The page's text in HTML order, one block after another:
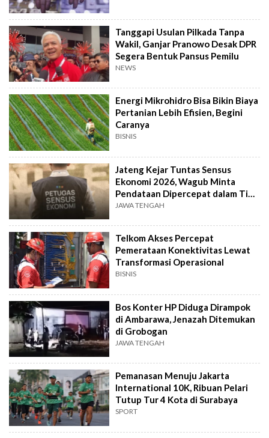
Tanggapi Usulan Pilkada Tanpa
Wakil, Ganjar Pranowo Desak DPR
Segera Bentuk Pansus Pemilu
NEWS
Energi Mikrohidro Bisa Bikin Biaya
Pertanian Lebih Efisien, Begini
Caranya
BISNIS
Jateng Kejar Tuntas Sensus
Ekonomi 2026, Wagub Minta
Pendataan Dipercepat dalam Tiga
Pekan
JAWA TENGAH
Telkom Akses Percepat
Pemerataan Konektivitas Lewat
Transformasi Operasional
BISNIS
Bos Konter HP Diduga Dirampok
di Ambarawa, Jenazah Ditemukan
di Grobogan
JAWA TENGAH
Pemanasan Menuju Jakarta
International 10K, Ribuan Pelari
Tutup Tur 4 Kota di Surabaya
SPORT